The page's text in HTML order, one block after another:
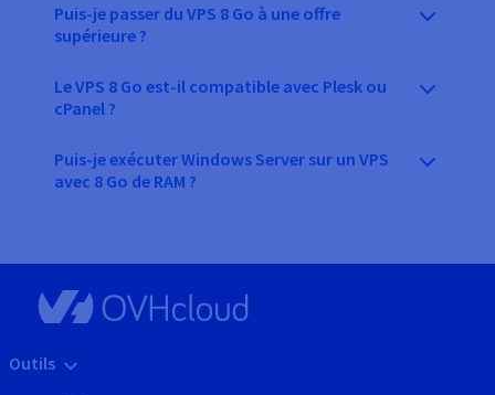
Puis-je passer du VPS 8 Go à une offre
supérieure ?
Le VPS 8 Go est-il compatible avec Plesk ou
cPanel ?
Puis-je exécuter Windows Server sur un VPS
avec 8 Go de RAM ?
Outils